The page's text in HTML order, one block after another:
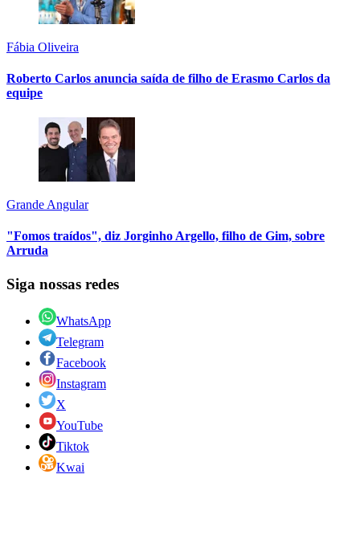
Fábia Oliveira
Roberto Carlos anuncia saída de filho de Erasmo Carlos da
equipe
Grande Angular
"Fomos traídos", diz Jorginho Argello, filho de Gim, sobre
Arruda
Siga nossas redes
WhatsApp
Telegram
Facebook
Instagram
X
YouTube
Tiktok
Kwai